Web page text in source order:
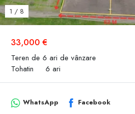
33,000 €
Teren de 6 ari de vânzare
Tohatin
6 ari
1 / 8
WhatsApp Facebook